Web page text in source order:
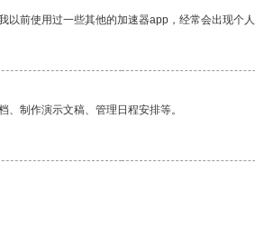
前使用过一些其他的加速器app，经常会出现个
制作演示文稿、管理日程安排等。